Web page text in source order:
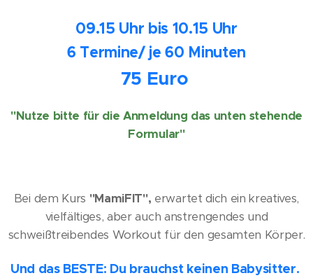
09.15 Uhr bis 10.15 Uhr
6 Termine/ je 60 Minuten
75 Euro
"Nutze bitte für die Anmeldung das unten stehende
Formular"
Bei dem Kurs "MamiFIT", erwartet dich ein kreatives,
vielfältiges, aber auch anstrengendes und
schweißtreibendes Workout für den gesamten Körper.
Und das BESTE: Du brauchst keinen Babysitter.